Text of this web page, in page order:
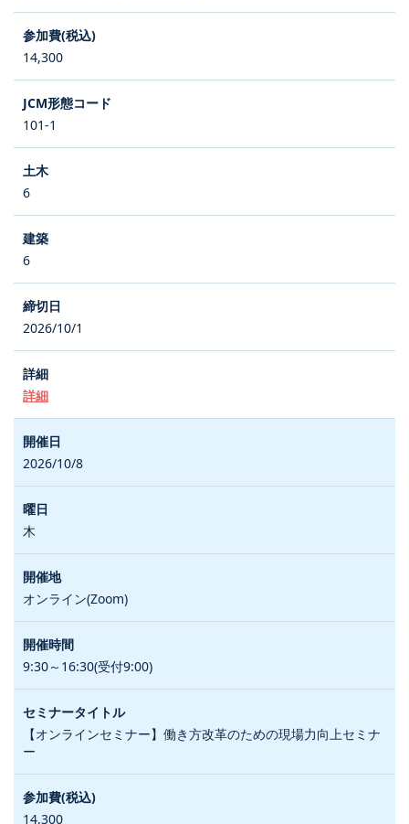
14,300
101-1
6
6
2026/10/1
詳細
2026/10/8
木
オンライン(Zoom)
9:30～16:30(受付9:00)
【オンラインセミナー】働き方改革のための現場力向上セミナ
ー
14,300